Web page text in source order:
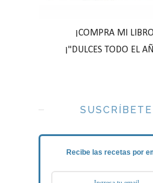
¡COMPRA MI
¡"DULCES TODO EL
SUSCRÍBETE
Recibe las recetas por